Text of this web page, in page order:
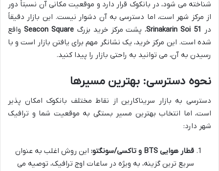
شناخته می شود، در بانکوک قرار دارد و موقعیت مکانی آن نسبتاً دور
از مرکز شهر است، اما دسترسی به آن دشوار نیست. این بازار دقیقاً
در Srinakarin Soi 51، پشت مرکز خرید بزرگSeacon Square واقع
شده است. این مرکز خرید، یک نشانگر مهم برای یافتن بازار است و با
رسیدن به آن، می توانید به راحتی بازار را پیدا کنید.
نحوه دسترسی: بهترین مسیرها
دسترسی به بازار سریناکارین از نقاط مختلف بانکوک امکان پذیر
است، اما انتخاب بهترین مسیر بستگی به موقعیت شما و ترافیک
شهر دارد:
قطار هوایی BTS و تاکسی/سونگتو:
این روش اغلب به عنوان
سریع ترین گزینه، به ویژه در ساعات اوج ترافیک، توصیه می